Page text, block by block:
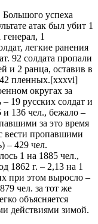
успеха
атак был убит 1
1
легкие ранения
92 солдата пропали
и 2 ранца, оставив в
пленных.[xxxvi]
округах за
19 русских солдат и
и 136 чел., бежало –
за это время
вести пропавшими
– 429 чел.
1 на 1885 чел.,
1862 г. – 2,13 на 1
при этом выросло –
чел. за тот же
объясняется
действиями зимой.